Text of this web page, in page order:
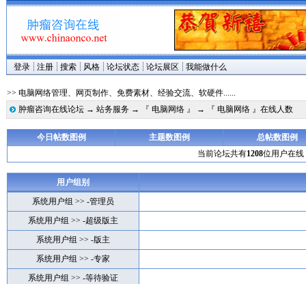
登录 注册 搜索 风格 论坛状态 论坛展区 我能做什么
>> 电脑网络管理、网页制作、免费素材、经验交流、软硬件......
肿瘤咨询在线论坛→ 站务服务→ 『 电脑网络 』 → 『 电脑网络 』在线人数
今日帖数图例 主题数图例
总帖数图例
当前论坛共有1208位用户在线
用户组别
系统用户组 >> -管理员
系统用户组 >> -超级版主
系统用户组 >> -版主
系统用户组 >> -专家
系统用户组 >> -等待验证